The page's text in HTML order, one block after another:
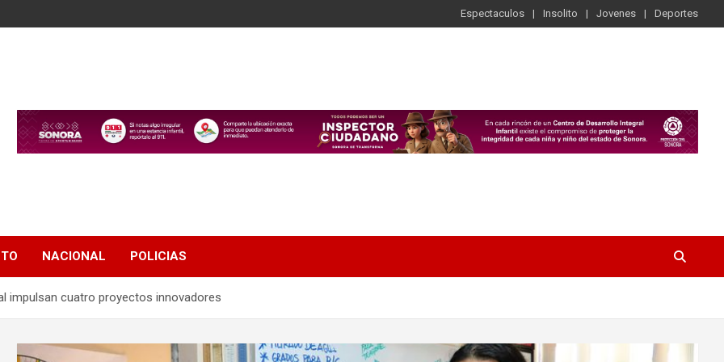
Espectaculos Insolito Jovenes Deportes
NACIONAL POLICIAS
impulsan cuatro proyectos innovadores